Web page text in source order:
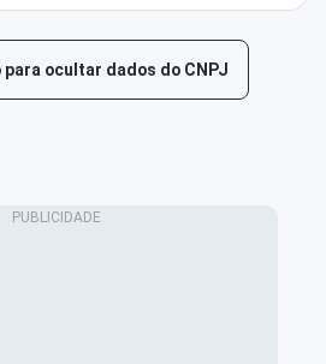
ocultar dados do CNPJ